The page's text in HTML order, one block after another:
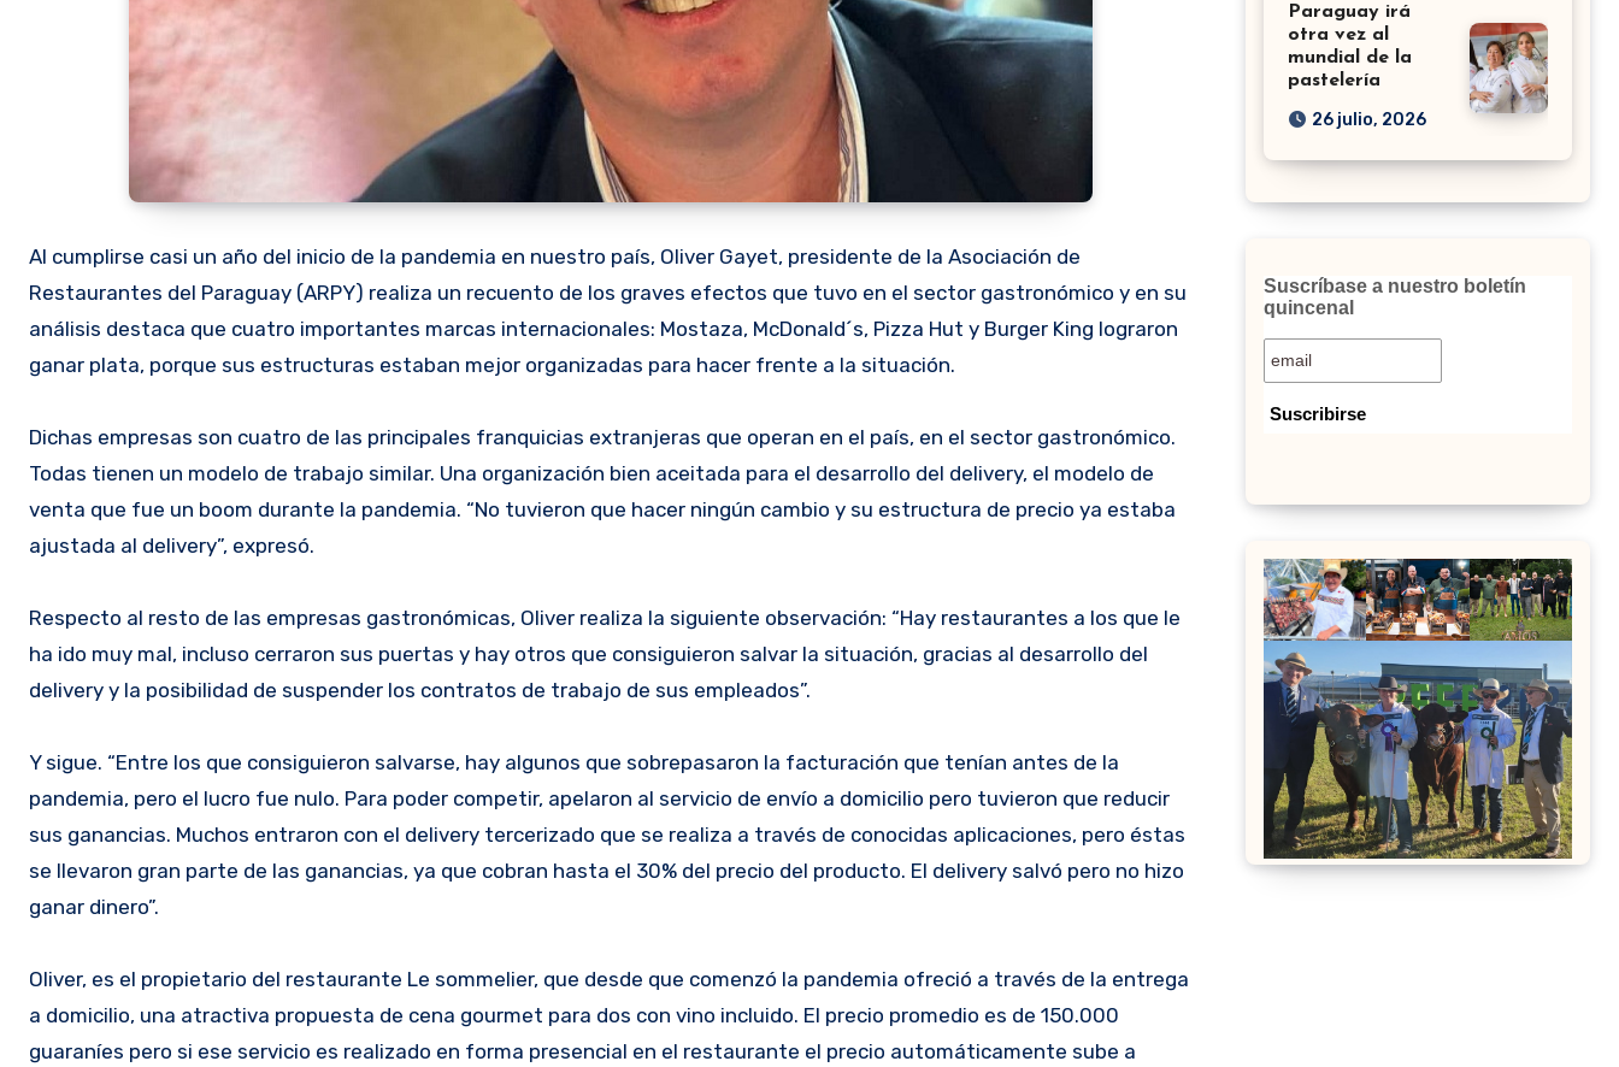
Al cumplirse casi un año del inicio de la pandemia en nuestro país, Oliver Gayet, presidente de la Asociación de
Restaurantes del Paraguay (ARPY) realiza un recuento de los graves efectos que tuvo en el sector gastronómico y en su
análisis destaca que cuatro importantes marcas internacionales: Mostaza, McDonald´s, Pizza Hut y Burger King lograron
ganar plata, porque sus estructuras estaban mejor organizadas para hacer frente a la situación.
Dichas empresas son cuatro de las principales franquicias extranjeras que operan en el país, en el sector gastronómico.
Todas tienen un modelo de trabajo similar. Una organización bien aceitada para el desarrollo del delivery, el modelo de
venta que fue un boom durante la pandemia. “No tuvieron que hacer ningún cambio y su estructura de precio ya estaba
ajustada al delivery”, expresó.
Respecto al resto de las empresas gastronómicas, Oliver realiza la siguiente observación: “Hay restaurantes a los que le
ha ido muy mal, incluso cerraron sus puertas y hay otros que consiguieron salvar la situación, gracias al desarrollo del
delivery y la posibilidad de suspender los contratos de trabajo de sus empleados”.
Y sigue. “Entre los que consiguieron salvarse, hay algunos que sobrepasaron la facturación que tenían antes de la
pandemia, pero el lucro fue nulo. Para poder competir, apelaron al servicio de envío a domicilio pero tuvieron que reducir
sus ganancias. Muchos entraron con el delivery tercerizado que se realiza a través de conocidas aplicaciones, pero éstas
se llevaron gran parte de las ganancias, ya que cobran hasta el 30% del precio del producto. El delivery salvó pero no hizo
ganar dinero”.
Oliver, es el propietario del restaurante Le sommelier, que desde que comenzó la pandemia ofreció a través de la entrega
a domicilio, una atractiva propuesta de cena gourmet para dos con vino incluido. El precio promedio es de 150.000
guaraníes pero si ese servicio es realizado en forma presencial en el restaurante el precio automáticamente sube a
Paraguay irá
otra vez al
mundial de la
pastelería
26 julio, 2026
Suscríbase a nuestro boletín
quincenal